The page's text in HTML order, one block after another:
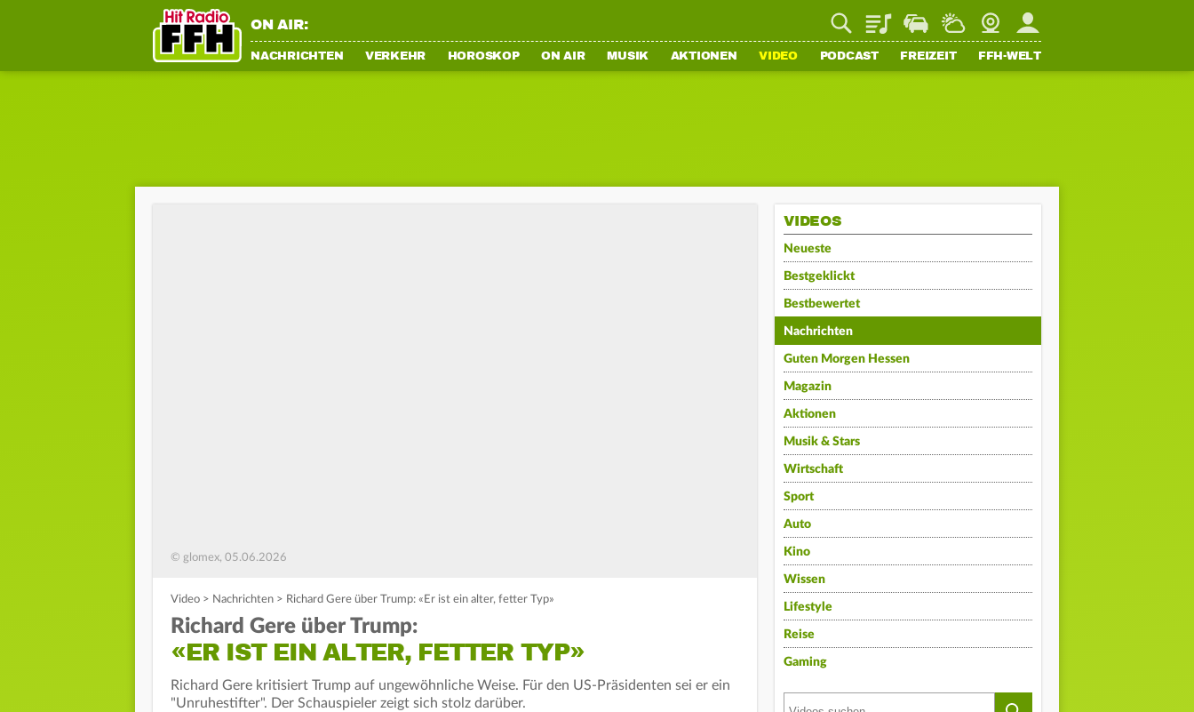
ON AIR: PlaylistStaupilotWetterWebcamMein FFH
NACHRICHTEN VERKEHR HOROSKOP ON AIR MUSIK AKTIONEN VIDEO PODCAST FREIZEIT FFH-WELT
© glomex, 05.06.2026
Video > Nachrichten > Richard Gere über Trump: «Er ist ein alter, fetter Typ»
Richard Gere über Trump:
«ER IST EIN ALTER, FETTER TYP»
Richard Gere kritisiert Trump auf ungewöhnliche Weise. Für den US-Präsidenten sei er ein
"Unruhestifter". Der Schauspieler zeigt sich stolz darüber.
VIDEOS
Neueste
Bestgeklickt
Bestbewertet
Nachrichten
Guten Morgen Hessen
Magazin
Aktionen
Musik & Stars
Wirtschaft
Sport
Auto
Kino
Wissen
Lifestyle
Reise
Gaming